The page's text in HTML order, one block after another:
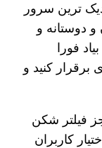
ترین سرور
دوستانه و
فورا
برقرار کنید و
فیلتر شکن
کاربران